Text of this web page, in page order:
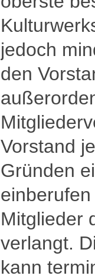
jedoch
den
Vorstand
Gründen
Mitglieder
verlangt.
kann